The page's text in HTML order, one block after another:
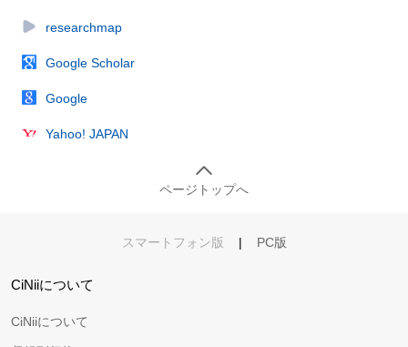
researchmap
Google Scholar
Google
Yahoo! JAPAN
ページトップへ
スマートフォン版 | PC版
CiNiiについて
CiNiiについて